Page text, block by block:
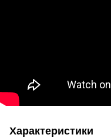
Характеристики